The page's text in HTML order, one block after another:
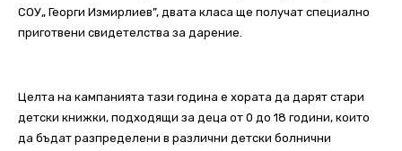
СОУ„ Георги Измирлиев”, двата класа ще получат специално
приготвени свидетелства за дарение.
Целта на кампанията тази година е хората да дарят стари
детски книжки, подходящи за деца от 0 до 18 години, които
да бъдат разпределени в различни детски болнични